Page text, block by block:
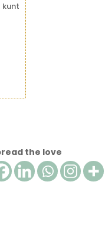
kunt
the love